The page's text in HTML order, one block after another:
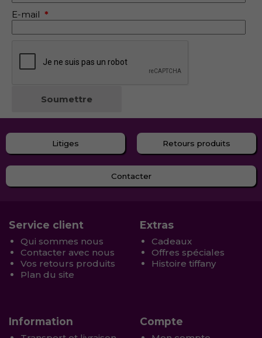
E-mail *
Litiges Retours produits
Contacter
Service client
Qui sommes nous
Contacter avec nous
Vos retours produits
Plan du site
Extras
Cadeaux
Offres spéciales
Histoire tiffany
Information Compte